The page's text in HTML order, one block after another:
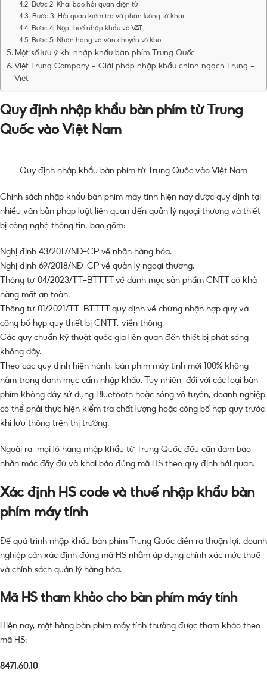
Bước 2: Khai báo hải quan điện tử
Bước 3: Hải quan kiểm tra và phân luồng tờ khai
Bước 4: Nộp thuế nhập khẩu và VAT
Bước 5: Nhận hàng và vận chuyển về kho
Một số lưu ý khi nhập khẩu bàn phím Trung Quốc
Việt Trung Company – Giải pháp nhập khẩu chính ngạch Trung –
Việt
Quy định nhập khẩu bàn phím từ Trung
Quốc vào Việt Nam
Quy định nhập khẩu bàn phím từ Trung Quốc vào Việt Nam
Chính sách nhập khẩu bàn phím máy tính hiện nay được quy định tại
nhiều văn bản pháp luật liên quan đến quản lý ngoại thương và thiết
bị công nghệ thông tin, bao gồm:
Nghị định 43/2017/NĐ-CP về nhãn hàng hóa.
Nghị định 69/2018/NĐ-CP về quản lý ngoại thương.
Thông tư 04/2023/TT-BTTTT về danh mục sản phẩm CNTT có khả
năng mất an toàn.
Thông tư 01/2021/TT-BTTTT quy định về chứng nhận hợp quy và
công bố hợp quy thiết bị CNTT, viễn thông.
Các quy chuẩn kỹ thuật quốc gia liên quan đến thiết bị phát sóng
không dây.
Theo các quy định hiện hành, bàn phím máy tính mới 100% không
nằm trong danh mục cấm nhập khẩu. Tuy nhiên, đối với các loại bàn
phím không dây sử dụng Bluetooth hoặc sóng vô tuyến, doanh nghiệp
có thể phải thực hiện kiểm tra chất lượng hoặc công bố hợp quy trước
khi lưu thông trên thị trường.
Ngoài ra, mọi lô hàng nhập khẩu từ Trung Quốc đều cần đảm bảo
nhãn mác đầy đủ và khai báo đúng mã HS theo quy định hải quan.
Xác định HS code và thuế nhập khẩu bàn
phím máy tính
Để quá trình nhập khẩu bàn phím Trung Quốc diễn ra thuận lợi, doanh
nghiệp cần xác định đúng mã HS nhằm áp dụng chính xác mức thuế
và chính sách quản lý hàng hóa.
Mã HS tham khảo cho bàn phím máy tính
Hiện nay, mặt hàng bàn phím máy tính thường được tham khảo theo
mã HS:
8471.60.10